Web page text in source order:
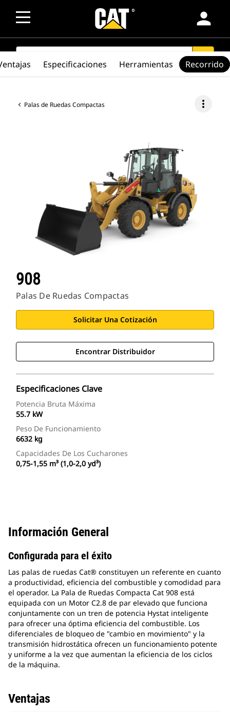
person
SEARCH search
Palas de Ruedas Compactas more_vert
908
Palas De Ruedas Compactas
Solicitar Una Cotización
Encontrar Distribuidor
Especificaciones Clave
Potencia Bruta Máxima
55.7 kW
Peso De Funcionamiento
6632 kg
Capacidades De Los Cucharones
0,75-1,55 m³ (1,0-2,0 yd³)
Especificaciones Herramientas Recorrido
Información General
Configurada para el éxito
Las palas de ruedas Cat® constituyen un referente en cuanto
a productividad, eficiencia del combustible y comodidad para
el operador. La Pala de Ruedas Compacta Cat 908 está
equipada con un Motor C2.8 de par elevado que funciona
conjuntamente con un tren de potencia Hystat inteligente
para ofrecer una óptima eficiencia del combustible. Los
diferenciales de bloqueo de "cambio en movimiento" y la
transmisión hidrostática ofrecen un funcionamiento potente
y uniforme a la vez que aumentan la eficiencia de los ciclos
de la máquina.
Ventajas